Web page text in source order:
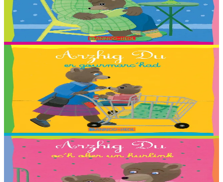
Traduction : Antoine, Axelle, Aziliz, Corentin, Flora, Gweltaz, Igor,
Jeanne, Leora, Lucia, Marthe, Maxence, Morgan, Morgane,
Morrigan, Neven, Riwall, Salomé,...
En stock2,03 €
2 ans et plus
Bannoù-heol
Petit Ours Brun au supermarché
Traduction : Adam, Angéline, Anna, Carla, Chloé, Cloé, Emma,
Enora, Erlé, Esteban, Ewen, Gwenole, Leïla, Maïna, Maïwenn,
Valentin, Youn, Yuna, Zaig et Nadège Monfort....
En stock2,03 €
2 ans et plus
Bannoù-heol
Petit Ours Brun fait un cauchemar